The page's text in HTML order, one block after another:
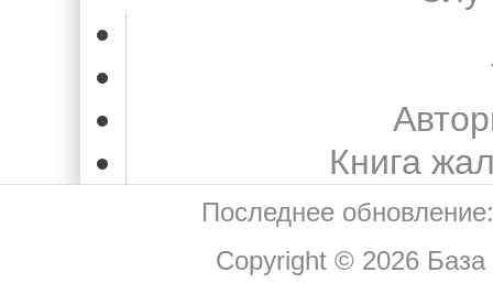
Книга
Последнее
Copyright © 2026 База